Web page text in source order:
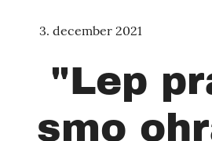
3. december 2021
"Lep
smo